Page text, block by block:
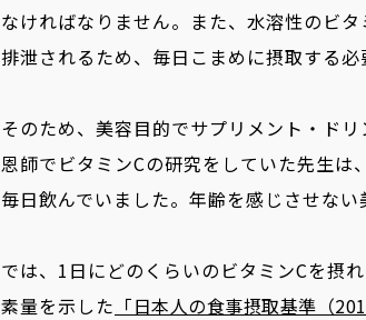
なければなりません。また、水溶性のビ
排泄されるため、毎日こまめに摂取する必
そのため、美容目的でサプリメント・ド
恩師でビタミンCの研究をしていた先生は
毎日飲んでいました。年齢を感じさせない
では、1日にどのくらいのビタミンCを摂
素量を示した 「日本人の食事摂取基準（